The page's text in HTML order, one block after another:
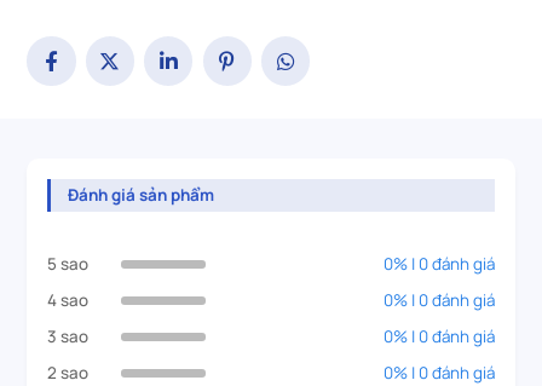
Đánh giá sản phẩm
5 sao
0% | 0 đánh giá
4 sao
0% | 0 đánh giá
3 sao
0% | 0 đánh giá
2 sao
0% | 0 đánh giá